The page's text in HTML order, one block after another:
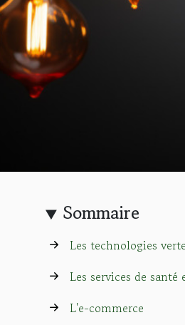
Sommaire
Les technologies
Les services de santé
L'e-commerce